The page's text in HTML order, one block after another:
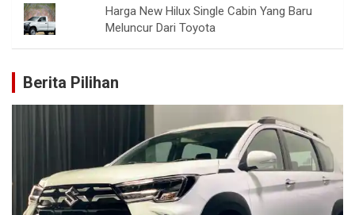
Harga New Hilux Single Cabin Yang Baru
Meluncur Dari Toyota
Berita Pilihan